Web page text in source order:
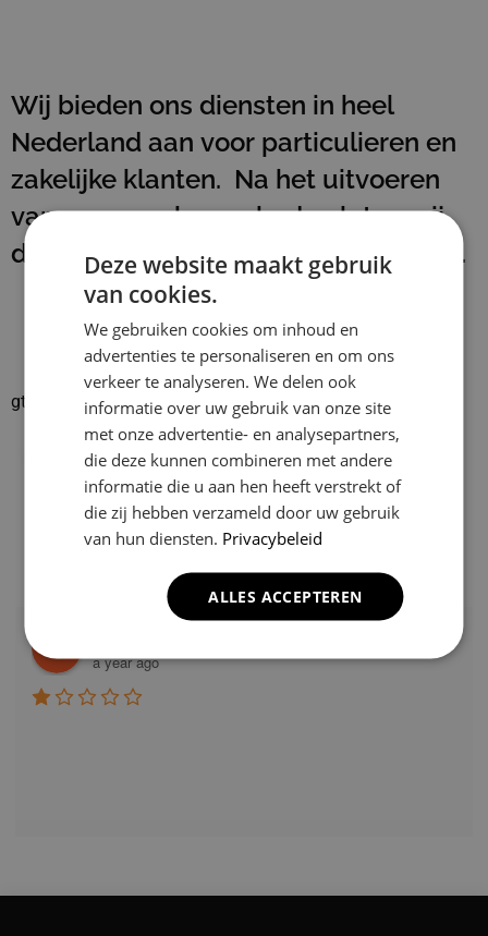
Wij bieden ons diensten in heel
Nederland aan voor particulieren en
zakelijke klanten. Na het uitvoeren
van onze werkzaamheden laten wij
de werkplek schoon en netjes achter.
gtrspvjgtroijvghtrs
Klusbedrijf CG Company
4.9
Based on 129 reviews
powered byG oogle
a year ago
Deze website maakt gebruik
van cookies.
We gebruiken cookies om inhoud en
advertenties te personaliseren en om ons
verkeer te analyseren. We delen ook
informatie over uw gebruik van onze site
met onze advertentie- en analysepartners,
die deze kunnen combineren met andere
informatie die u aan hen heeft verstrekt of
die zij hebben verzameld door uw gebruik
van hun diensten. Privacybeleid
ALLES ACCEPTEREN